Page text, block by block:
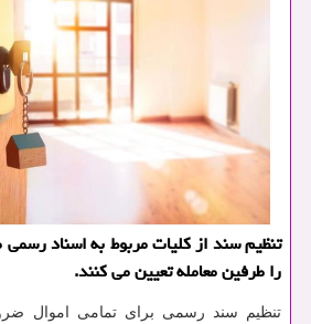
تنظیم سند از كلیات مربوط به اسناد رسمی
را طرفین معامله تعیین می كنند.
تنظیم سند رسمی برای تمامی اموال